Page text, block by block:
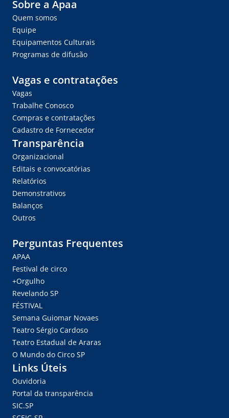
Sobre a Apaa
Quem somos
Equipe
Equipamentos Culturais
Programas de difusão
Vagas e contratações
Vagas
Trabalhe Conosco
Compras e contratações
Cadastro de Fornecedor
Transparência
Organizacional
Editais e convocatórias
Relatórios
Demonstrativos
Balanços
Outros
Perguntas Frequentes
APAA
Festival de circo
+Orgulho
Revelando SP
FÉSTIVAL
Semana Guiomar Novaes
Teatro Sérgio Cardoso
Teatro Estadual de Araras
O Mundo do Circo SP
Links Úteis
Ouvidoria
Portal da transparência
SIC.SP